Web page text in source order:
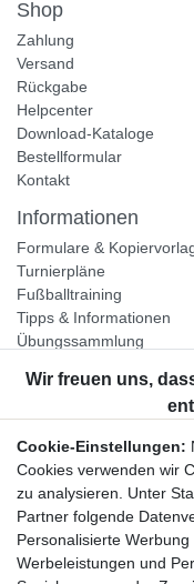
Shop
Zahlung
Versand
Rückgabe
Helpcenter
Download-Kataloge
Bestellformular
Kontakt
Informationen
Formulare &
Turnierpläne
Fußballtraining
Tipps & Informationen
Übungssammlung
Unternehmen
Widerrufsrecht
Bestellung widerrufen
Datenschutzerklärung
AGB
Cookie-Einstellungen:
Cookies verwenden wir
zu analysieren. Unter
Partner folgende
Personalisierte
Werbeleistungen und